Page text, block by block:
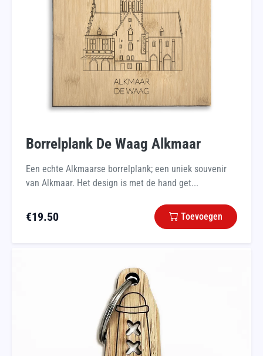
Borrelplank De Waag Alkmaar
Een echte Alkmaarse borrelplank; een uniek souvenir
van Alkmaar. Het design is met de hand get...
€19.50 Toevoegen